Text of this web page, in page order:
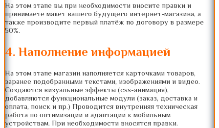
На этом этапе вы при необходимости вносите правки и
принимаете макет вашего будущего интернет-магазина, а
также производите первый платёж по договору в размере
50%.
4. Наполнение информацией
На этом этапе магазин наполняется карточками товаров,
заранее подобранными текстами, изображениями и видео.
Создаются визуальные эффекты (css-анимация),
добавляются функциональные модули (заказ, доставка и
оплата, поиск и пр.) Проводится внутренняя техническая
работа по оптимизации и адаптации к мобильным
устройствам. При необходимости вносятся правки.